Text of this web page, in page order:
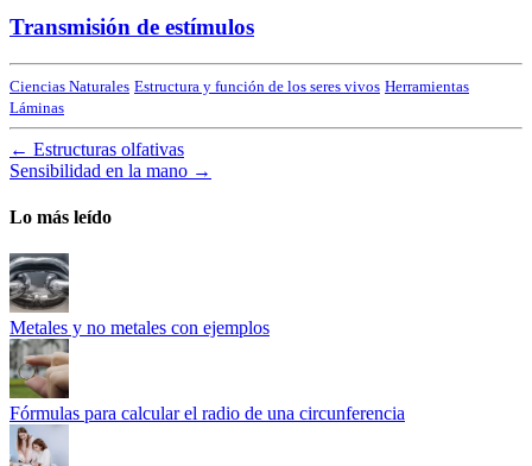
Transmisión de estímulos
Ciencias Naturales Estructura y función de los seres vivos Herramientas
Láminas
← Estructuras olfativas
Sensibilidad en la mano →
Lo más leído
Metales y no metales con ejemplos
Fórmulas para calcular el radio de una circunferencia